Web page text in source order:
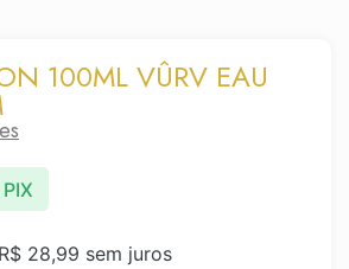
100ML VÛRV EAU
R$ 28,99 sem juros